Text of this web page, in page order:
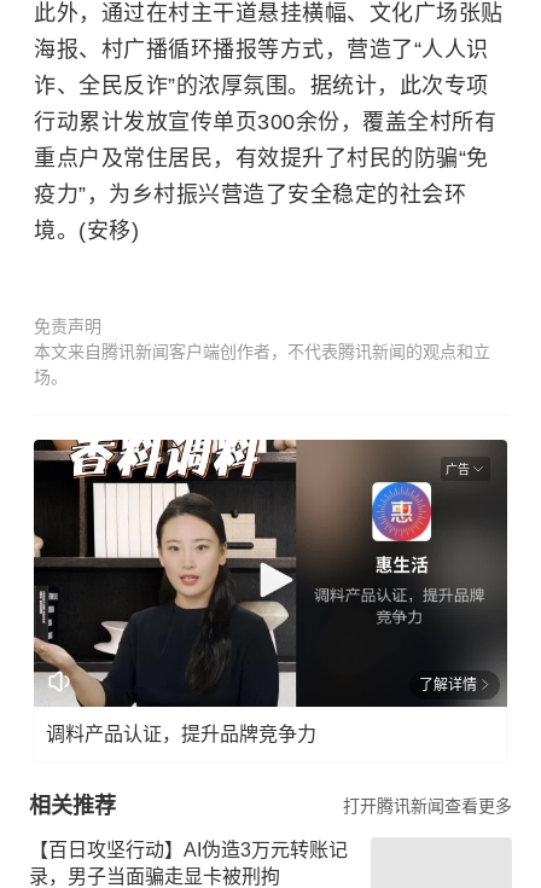
此外，通过在村主干道悬挂横幅、文化广场张贴
海报、村广播循环播报等方式，营造了“人人识
诈、全民反诈”的浓厚氛围。据统计，此次专项
行动累计发放宣传单页300余份，覆盖全村所有
重点户及常住居民，有效提升了村民的防骗“免
疫力”，为乡村振兴营造了安全稳定的社会环
境。(安移)
免责声明
本文来自腾讯新闻客户端创作者，不代表腾讯新闻的观点和立
场。
广告
了解详情
调料产品认证，提升品牌竞争力
相关推荐 打开腾讯新闻查看更多
【百日攻坚行动】AI伪造3万元转账记
录，男子当面骗走显卡被刑拘